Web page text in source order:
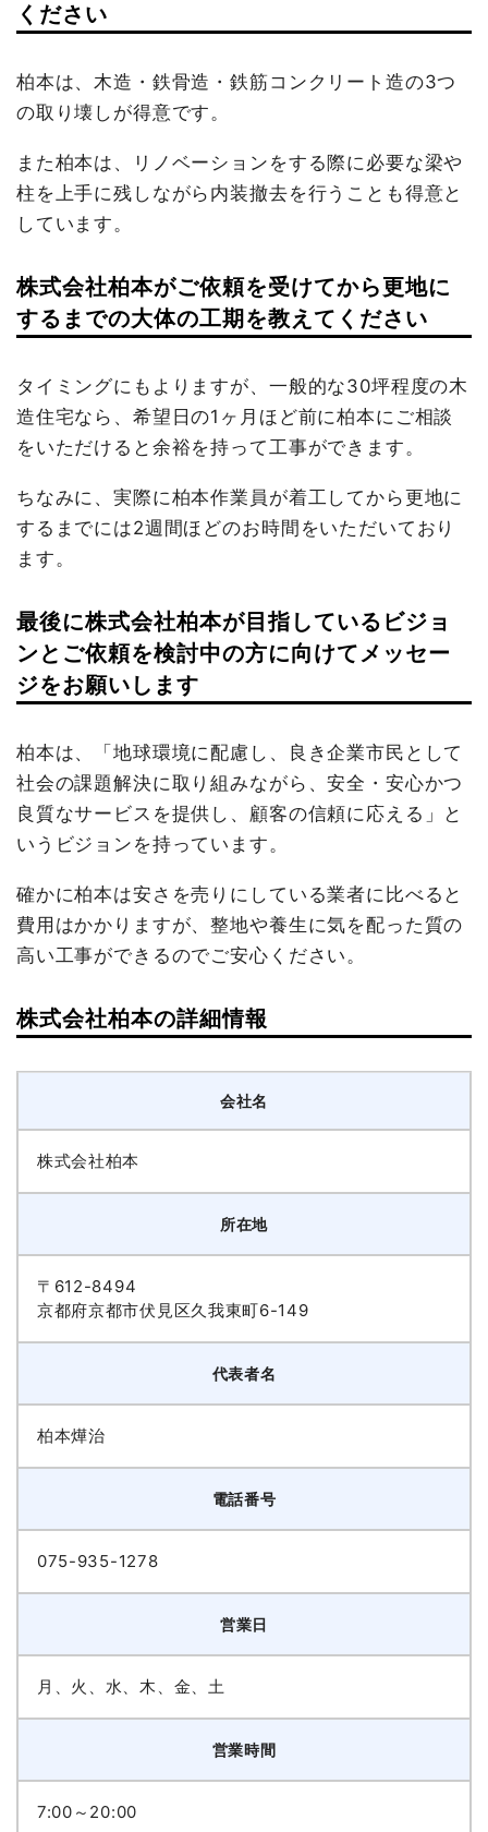
ください
柏本は、木造・鉄骨造・鉄筋コンクリート造の3つ
の取り壊しが得意です。
また柏本は、リノベーションをする際に必要な梁や
柱を上手に残しながら内装撤去を行うことも得意と
しています。
株式会社柏本がご依頼を受けてから更地に
するまでの大体の工期を教えてください
タイミングにもよりますが、一般的な30坪程度の木
造住宅なら、希望日の1ヶ月ほど前に柏本にご相談
をいただけると余裕を持って工事ができます。
ちなみに、実際に柏本作業員が着工してから更地に
するまでには2週間ほどのお時間をいただいており
ます。
最後に株式会社柏本が目指しているビジョ
ンとご依頼を検討中の方に向けてメッセー
ジをお願いします
柏本は、「地球環境に配慮し、良き企業市民として
社会の課題解決に取り組みながら、安全・安心かつ
良質なサービスを提供し、顧客の信頼に応える」と
いうビジョンを持っています。
確かに柏本は安さを売りにしている業者に比べると
費用はかかりますが、整地や養生に気を配った質の
高い工事ができるのでご安心ください。
株式会社柏本の詳細情報
会社名
株式会社柏本
所在地
〒612-8494
京都府京都市伏見区久我東町6-149
代表者名
柏本燁治
電話番号
075-935-1278
営業日
月、火、水、木、金、土
営業時間
7:00～20:00